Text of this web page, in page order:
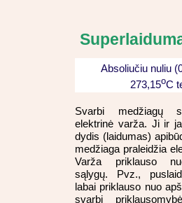
Absoliučiu nuliu
273,15oC
Svarbi medžiagų
elektrinė varža. Ji ir
dydis (laidumas)
medžiaga praleidžia
Varža priklauso
sąlygų. Pvz.,
labai priklauso nuo
svarbi